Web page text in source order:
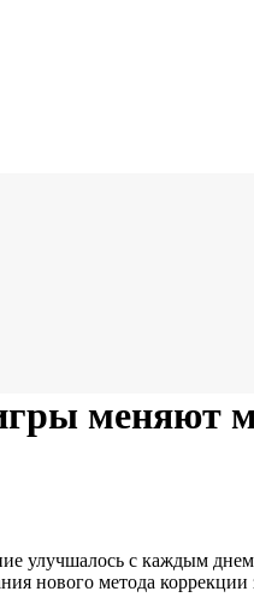
меняют
улучшалось с каждым
нового метода